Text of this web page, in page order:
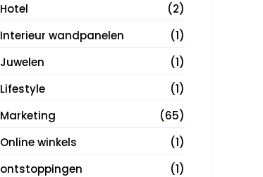
Hotel
(2)
Interieur wandpanelen
(1)
Juwelen
(1)
Lifestyle
(1)
Marketing
(65)
Online winkels
(1)
ontstoppingen
(1)